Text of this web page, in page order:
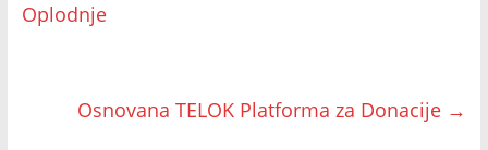
Oplodnje
Osnovana TELOK Platforma za Donacije →